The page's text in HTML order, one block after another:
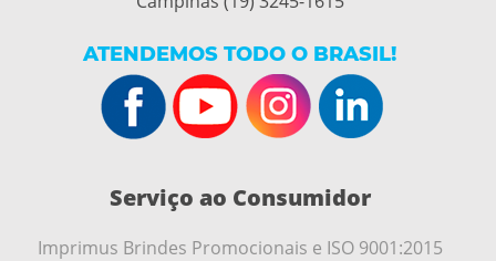
ATENDEMOS TODO O BRASIL!
Serviço ao Consumidor
Imprimus Brindes Promocionais e ISO 9001:2015